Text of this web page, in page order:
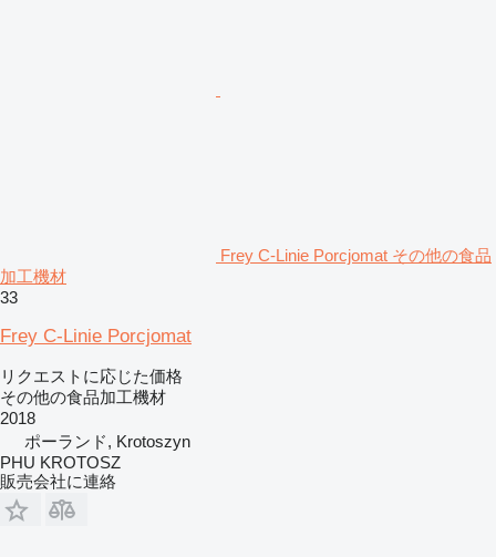
Frey C-Linie Porcjomat その他の食品
加工機材
33
Frey C-Linie Porcjomat
リクエストに応じた価格
その他の食品加工機材
2018
ポーランド, Krotoszyn
PHU KROTOSZ
販売会社に連絡